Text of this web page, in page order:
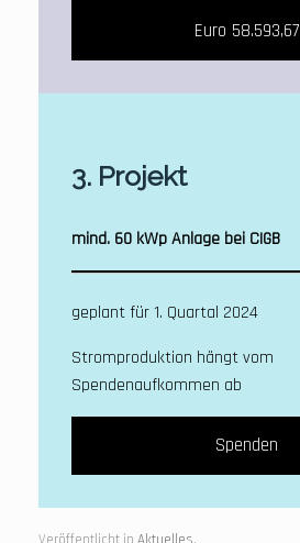
Euro 58.593,67
3. Projekt
mind. 60 kWp Anlage bei CIGB
geplant für 1. Quartal 2024
Stromproduktion hängt vom
Spendenaufkommen ab
Spenden
Veröffentlicht in Aktuelles.